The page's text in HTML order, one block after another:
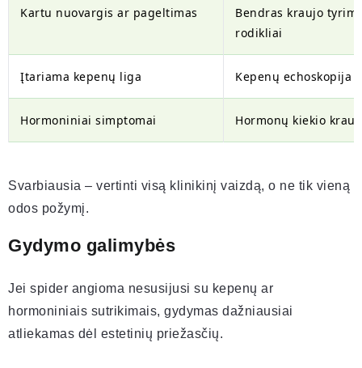
Kartu nuovargis ar pageltimas
Bendras kraujo
rodikliai
Įtariama kepenų liga Kepenų echoskopija
Hormoniniai simptomai Hormonų kiekio
Svarbiausia – vertinti visą klinikinį vaizdą, o ne tik vieną
odos požymį.
Gydymo galimybės
Jei spider angioma nesusijusi su kepenų ar
hormoniniais sutrikimais, gydymas dažniausiai
atliekamas dėl estetinių priežasčių.